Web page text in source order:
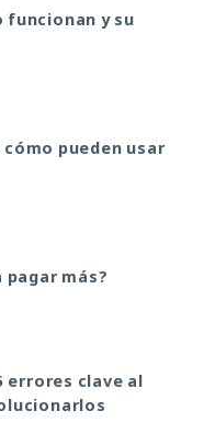
funcionan y su
pueden usar
pagar más?
errores clave al